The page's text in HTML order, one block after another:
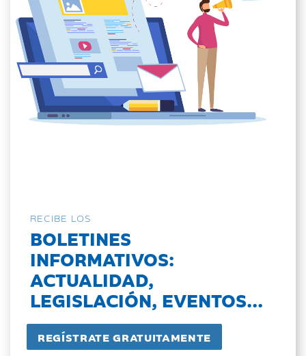
RECIBE LOS
BOLETINES
INFORMATIVOS:
ACTUALIDAD,
LEGISLACIÓN, EVENTOS...